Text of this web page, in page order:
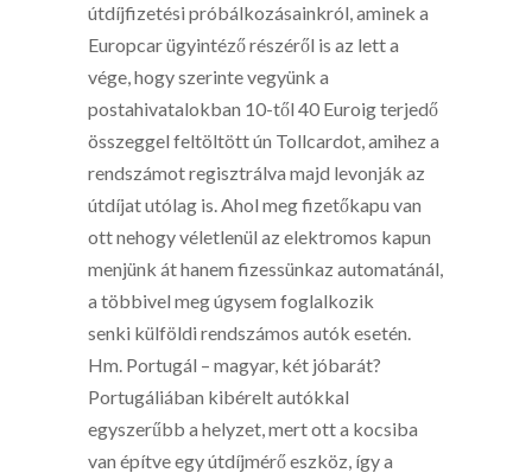
útdíjfizetési próbálkozásainkról, aminek a
Europcar ügyintéző részéről is az lett a
vége, hogy szerinte vegyünk a
postahivatalokban 10-től 40 Euroig terjedő
összeggel feltöltött ún Tollcardot, amihez a
rendszámot regisztrálva majd levonják az
útdíjat utólag is. Ahol meg fizetőkapu van
ott nehogy véletlenül az elektromos kapun
menjünk át hanem fizessünkaz automatánál,
a többivel meg úgysem foglalkozik
senki külföldi rendszámos autók esetén.
Hm. Portugál – magyar, két jóbarát?
Portugáliában kibérelt autókkal
egyszerűbb a helyzet, mert ott a kocsiba
van építve egy útdíjmérő eszköz, így a